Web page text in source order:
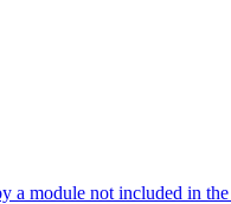
module not included in